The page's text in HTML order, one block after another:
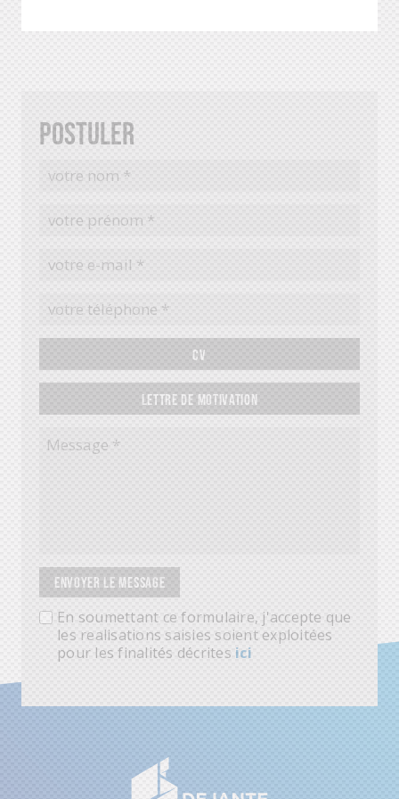
Postuler
CV
LETTRE DE MOTIVATION
ENVOYER LE MESSAGE
En soumettant ce formulaire, j'accepte que
les realisations saisies soient exploitées
pour les finalités décrites ici